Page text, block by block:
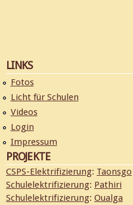
LINKS
Fotos
Licht für Schulen
Videos
Login
Impressum
PROJEKTE
CSPS-Elektrifizierung: Taonsgo
Schulelektrifizierung: Pathiri
Schulelektrifizierung: Oualga